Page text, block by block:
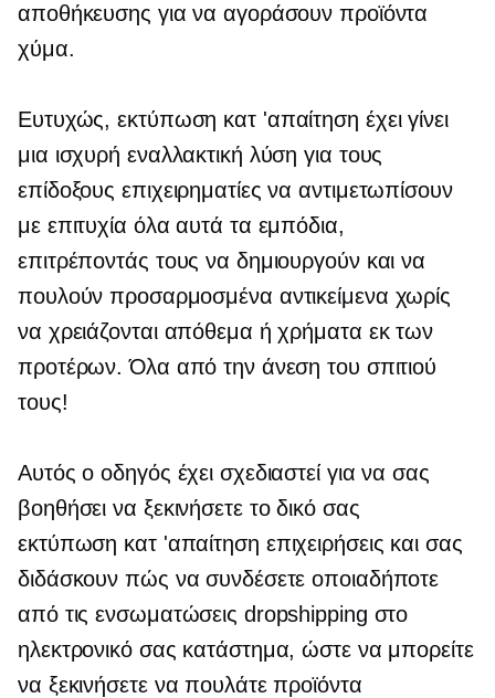
αποθήκευσης για να αγοράσουν προϊόντα
χύμα.
Ευτυχώς,εκτύπωση κατ 'απαίτηση έχει γίνει
μια ισχυρή εναλλακτική λύση για τους
επίδοξους επιχειρηματίες να αντιμετωπίσουν
με επιτυχία όλα αυτά τα εμπόδια,
επιτρέποντάς τους να δημιουργούν και να
πουλούν προσαρμοσμένα αντικείμενα χωρίς
να χρειάζονται απόθεμα ή χρήματα εκ των
προτέρων. Όλα από την άνεση του σπιτιού
τους!
Αυτός ο οδηγός έχει σχεδιαστεί για να σας
βοηθήσει να ξεκινήσετε το δικό σας
εκτύπωση κατ 'απαίτηση επιχειρήσεις και σας
διδάσκουν πώς να συνδέσετε οποιαδήποτε
από τις ενσωματώσεις dropshipping στο
ηλεκτρονικό σας κατάστημα, ώστε να μπορείτε
να ξεκινήσετε να πουλάτε προϊόντα